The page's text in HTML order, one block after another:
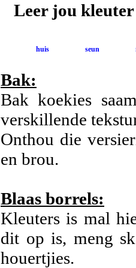
Leer jou kleuter
huis seun
Bak:
Bak koekies
verskillende
Onthou die
en brou.
Blaas borrels:
Kleuters is mal
dit op is, meng
houertjies.